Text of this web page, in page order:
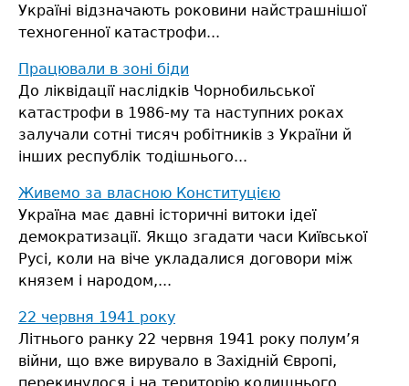
Україні відзначають роковини найстрашнішої
техногенної катастрофи...
Працювали в зоні біди
До ліквідації наслідків Чорнобильської
катастрофи в 1986-му та наступних роках
залучали сотні тисяч робітників з України й
інших республік тодішнього...
Живемо за власною Конституцією
Україна має давні історичні витоки ідеї
демократизації. Якщо згадати часи Київської
Русі, коли на віче укладалися договори між
князем і народом,...
22 червня 1941 року
Літнього ранку 22 червня 1941 року полум’я
війни, що вже вирувало в Західній Європі,